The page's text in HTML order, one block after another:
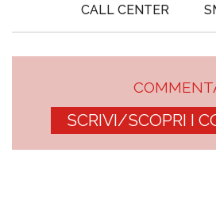
CALL CENTER
SCRIVI/SCOPRI I